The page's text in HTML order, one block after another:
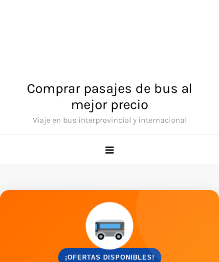
Comprar pasajes de bus al
mejor precio
Viaje en bus interprovincial y internacional
¡OFERTAS DISPONIBLES!